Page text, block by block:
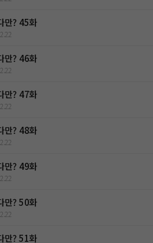
만? 45화
만? 46화
만? 47화
만? 48화
만? 49화
만? 50화
만? 51화